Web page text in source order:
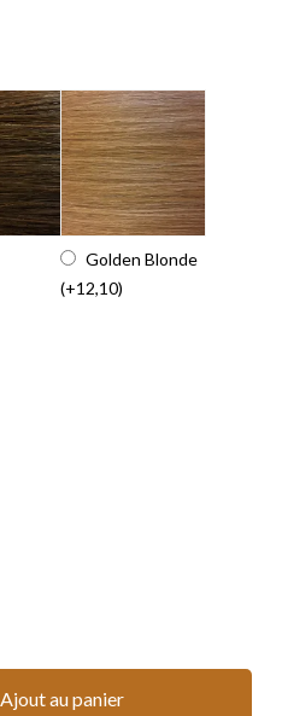
Golden Blonde
(+12,10)
Ajout au panier